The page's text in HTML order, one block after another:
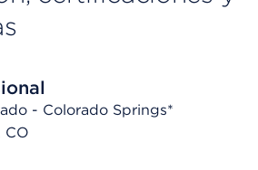
- Colorado Springs*
CO